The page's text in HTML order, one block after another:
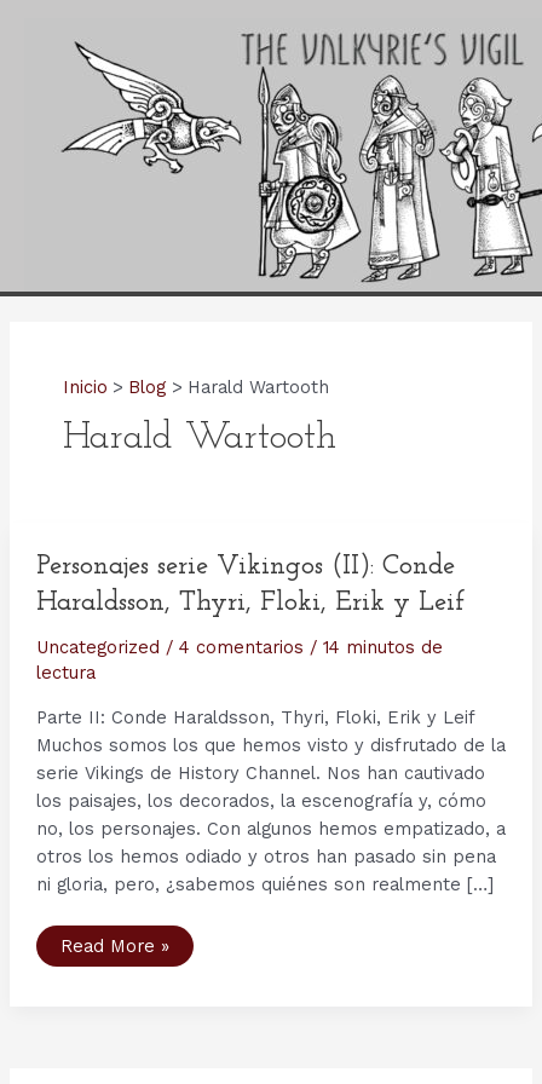
Inicio Blog Harald Wartooth
Harald Wartooth
Personajes serie Vikingos (II): Conde
Haraldsson, Thyri, Floki, Erik y Leif
Uncategorized / 4 comentarios / 14 minutos de
lectura
Parte II: Conde Haraldsson, Thyri, Floki, Erik y Leif
Muchos somos los que hemos visto y disfrutado de la
serie Vikings de History Channel. Nos han cautivado
los paisajes, los decorados, la escenografía y, cómo
no, los personajes. Con algunos hemos empatizado, a
otros los hemos odiado y otros han pasado sin pena
ni gloria, pero, ¿sabemos quiénes son realmente […]
Personajes
serie
Read More »